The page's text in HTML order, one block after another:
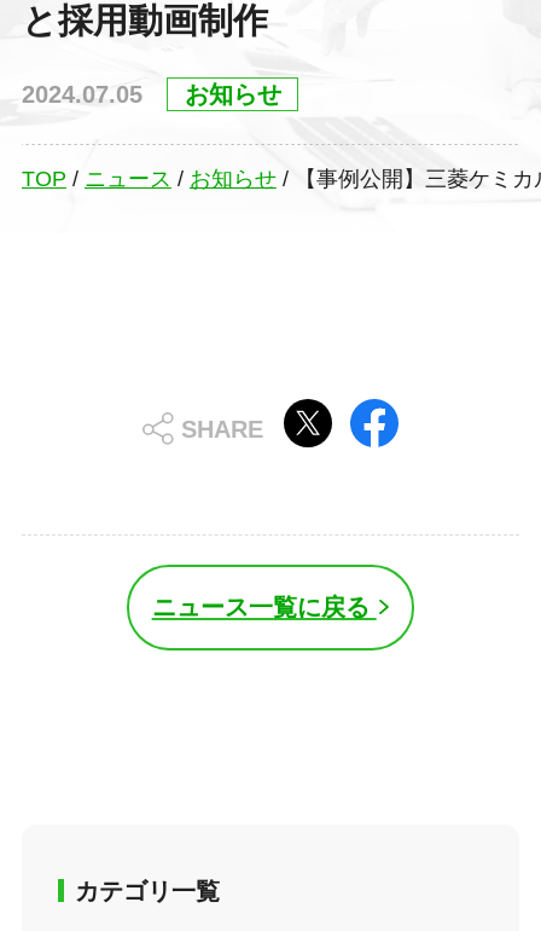
と採用動画制作
2024.07.05 お知らせ
TOP / ニュース / お知らせ/ 【事例公開】三菱ケミ
ニュース一覧に戻る
カテゴリ一覧